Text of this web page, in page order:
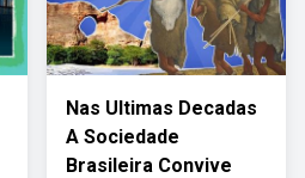
Nas Ultimas Decadas
A Sociedade
Brasileira Convive